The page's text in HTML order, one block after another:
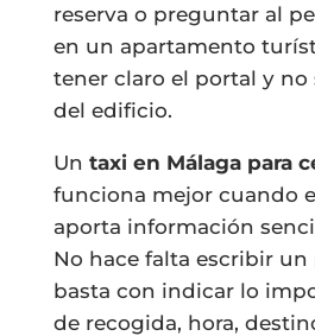
reserva o preguntar al
en un apartamento
tener claro el portal y
del edificio.
Un taxi en Málaga para
funciona mejor cuando
aporta información
No hace falta escribir un
basta con indicar lo
de recogida, hora,